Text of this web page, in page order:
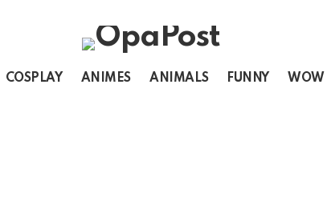
COSPLAY ANIMES ANIMALS FUNNY WOW